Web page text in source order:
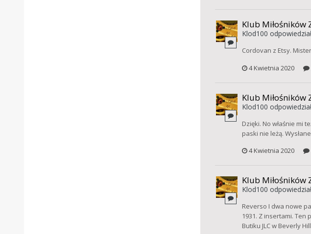
Klub Miłośników
Klod100
Cordovan z Etsy.
4 Kwietnia 2020
Klub Miłośników
Klod100
Dzięki. No właśnie mi
paski nie leżą.
4 Kwietnia 2020
Klub Miłośników
Klod100
Reverso I dwa nowe
1931. Z insertami.
Butiku JLC w Beverly